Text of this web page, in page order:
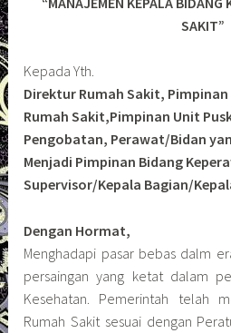
SAKIT”
Kepada Yth.
Direktur Rumah Sakit,
Rumah Sakit,Pimpinan Unit
Pengobatan, Perawat/Bidan
Menjadi Pimpinan Bidang
Supervisor/Kepala Bagian/
Dengan Hormat,
Menghadapi pasar bebas dalm
persaingan yang ketat dalam
Kesehatan. Pemerintah telah
Rumah Sakit sesuai dengan